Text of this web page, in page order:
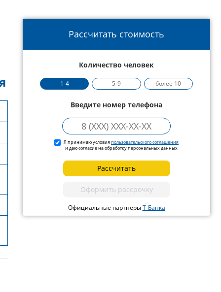
Рассчитать стоимость
Количество человек
1-4 5-9 более 10
Введите номер телефона
Я принимаю условияпользовательского соглашения
и даю согласие на обработку персональных данных
Рассчитать
Оформить рассрочку
Официальные партнерыТ-Банка